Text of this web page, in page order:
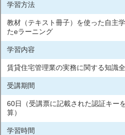
学習方法
教材（テキスト冊子）を使った自主
たeラーニング
学習内容
賃貸住宅管理業の実務に関する知識
受講期間
60日（受講票に記載された認証キー
算）
学習時間